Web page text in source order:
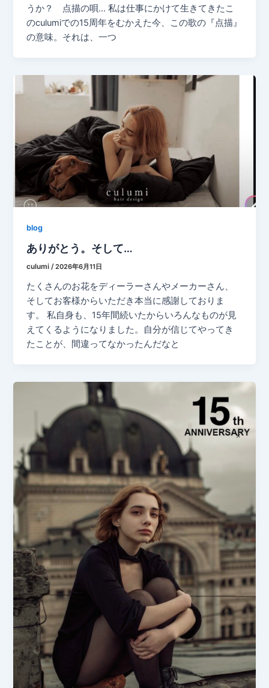
うか？ 点描の唄… 私は仕事にかけて生きてきたこ
のculumiでの15周年をむかえた今、この歌の『点描』
の意味。それは、一つ
blog
ありがとう。そして…
culumi/2026年6月11日
たくさんのお花をディーラーさんやメーカーさん、
そしてお客様からいただき本当に感謝しておりま
す。 私自身も、15年間続いたからいろんなものが見
えてくるようになりました。自分が信じてやってき
たことが、間違ってなかったんだなと